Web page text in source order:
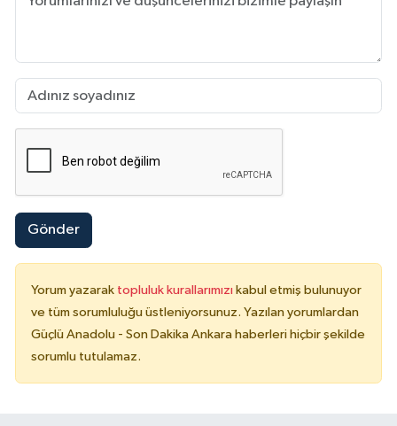
Gönder
Yorum yazarak topluluk kurallarımızı kabul etmiş bulunuyor
ve tüm sorumluluğu üstleniyorsunuz. Yazılan yorumlardan
Güçlü Anadolu - Son Dakika Ankara haberleri hiçbir şekilde
sorumlu tutulamaz.